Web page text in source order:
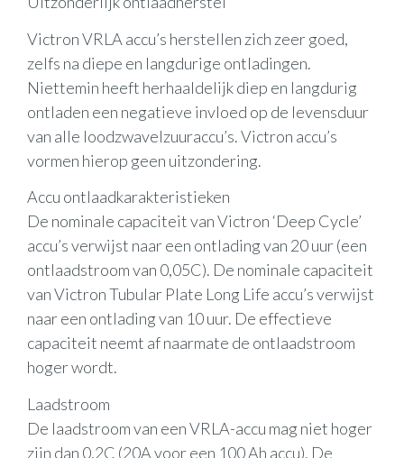
Victron VRLA accu’s herstellen zich zeer goed,
zelfs na diepe en langdurige ontladingen.
Niettemin heeft herhaaldelijk diep en langdurig
ontladen een negatieve invloed op de levensduur
van alle loodzwavelzuuraccu’s. Victron accu’s
vormen hierop geen uitzondering.
Accu ontlaadkarakteristieken
De nominale capaciteit van Victron ‘Deep Cycle’
accu’s verwijst naar een ontlading van 20 uur (een
ontlaadstroom van 0,05C). De nominale capaciteit
van Victron Tubular Plate Long Life accu’s verwijst
naar een ontlading van 10 uur. De effectieve
capaciteit neemt af naarmate de ontlaadstroom
hoger wordt.
Laadstroom
De laadstroom van een VRLA-accu mag niet hoger
zijn dan 0,2C (20A voor een 100 Ah accu). De